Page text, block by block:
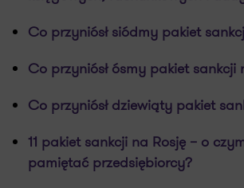
Co przyniósł siódmy pakiet
Co przyniósł ósmy pakiet sankcji
Co przyniósł dziewiąty pakiet
11 pakiet sankcji na Rosję – o
pamiętać przedsiębiorcy?